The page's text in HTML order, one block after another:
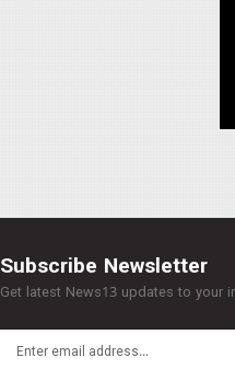
Subscribe Newsletter
Get latest News13 updates to your